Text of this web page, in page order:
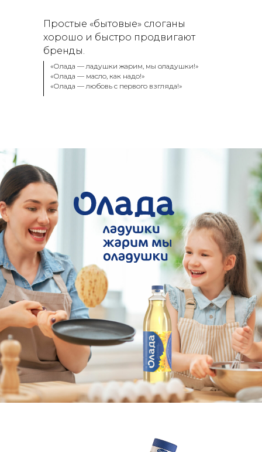
Простые «бытовые» слоганы
хорошо и быстро продвигают
бренды.
«Олада —ладушки жарим, мы оладушки!»
«Олада — масло, как надо!»
«Олада —любовь с первого взгляда!»